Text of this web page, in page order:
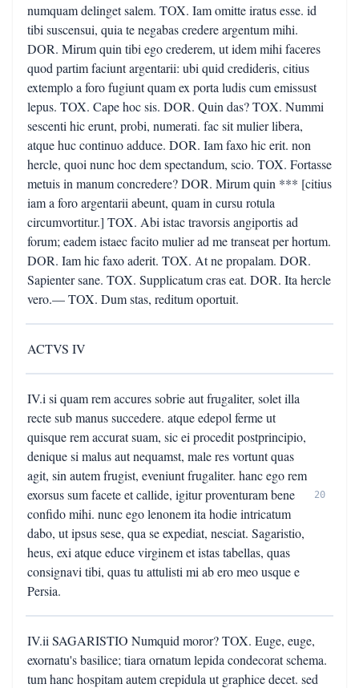
numquam delinget salem. TOX. Iam omitte iratus esse. id
tibi suscensui, quia te negabas credere argentum mihi.
DOR. Mirum quin tibi ego crederem, ut idem mihi faceres
quod partim faciunt argentarii: ubi quid credideris, citius
extemplo a foro fugiunt quam ex porta ludis cum emissust
lepus. TOX. Cape hoc sis. DOR. Quin das? TOX. Nummi
sescenti hic erunt, probi, numerati. fac sit mulier libera,
atque huc continuo adduce. DOR. Iam faxo hic erit. non
hercle, quoi nunc hoc dem spectandum, scio. TOX. Fortasse
metuis in manum concredere? DOR. Mirum quin *** [citius
iam a foro argentarii abeunt, quam in cursu rotula
circumvortitur.] TOX. Abi istac travorsis angiportis ad
forum; eadem istaec facito mulier ad me transeat per hortum.
DOR. Iam hic faxo aderit. TOX. At ne propalam. DOR.
Sapienter sane. TOX. Supplicatum cras eat. DOR. Ita hercle
vero.— TOX. Dum stas, reditum oportuit.
ACTVS IV
IV.i si quam rem accures sobrie aut frugaliter, solet illa
recte sub manus succedere. atque edepol ferme ut
quisque rem accurat suam, sic ei procedit postprincipio,
denique si malus aut nequamst, male res vortunt quas
agit, sin autem frugist, eveniunt frugaliter. hanc ego rem
exorsus sum facete et callide, igitur proventuram bene
confido mihi. nunc ego lenonem ita hodie intricatum
dabo, ut ipsus sese, qua se expediat, nesciat. Sagaristio,
heus, exi atque educe virginem et istas tabellas, quas
consignavi tibi, quas tu attulisti mi ab ero meo usque e
Persia.
20
IV.ii SAGARISTIO Numquid moror? TOX. Euge, euge,
exornatu's basilice; tiara ornatum lepida condecorat schema.
tum hanc hospitam autem crepidula ut graphice decet. sed